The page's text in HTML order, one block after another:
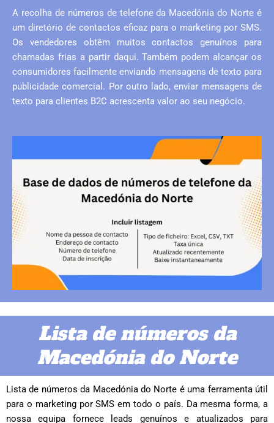
A recolha de números de telefone da Macedónia do Norte é
um diretório de contactos eficaz para o marketing por SMS.
Os vendedores obtêm muitos contactos genuínos para
chamadas frias a partir daqui. Também podem alcançar os
consumidores facilmente enviando mensagens de texto para
publicidade comercial. Por outro lado, enviar mensagens de
texto para clientes B2C acrescenta valor ao seu negócio.
Lista de números da
Macedónia do Norte
Lista de números da Macedónia do Norte é uma ferramenta útil
para o marketing por SMS em todo o país. Da mesma forma, a
nossa equipa fornece leads genuínos e atualizados para